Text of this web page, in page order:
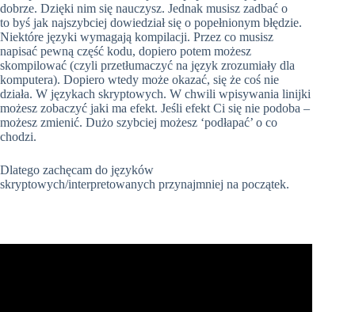
dobrze. Dzięki nim się nauczysz. Jednak musisz zadbać o
to byś jak najszybciej dowiedział się o popełnionym błędzie.
Niektóre języki wymagają kompilacji. Przez co musisz
napisać pewną część kodu, dopiero potem możesz
skompilować (czyli przetłumaczyć na język zrozumiały dla
komputera). Dopiero wtedy może okazać, się że coś nie
działa. W językach skryptowych. W chwili wpisywania linijki
możesz zobaczyć jaki ma efekt. Jeśli efekt Ci się nie podoba –
możesz zmienić. Dużo szybciej możesz ‘podłapać’ o co
chodzi.
Dlatego zachęcam do języków
skryptowych/interpretowanych przynajmniej na początek.